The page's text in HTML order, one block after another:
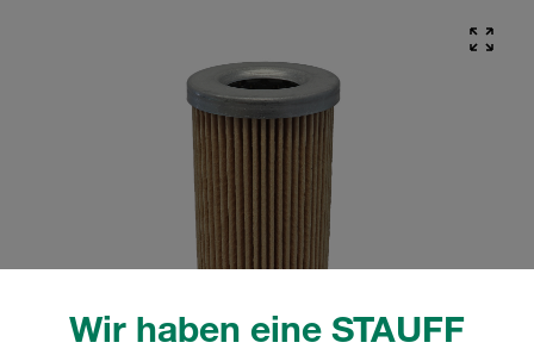
Wir haben eine STAUFF